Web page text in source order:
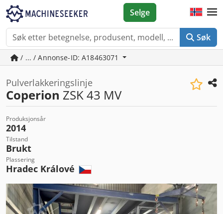
Søk
Selge
/ ... / Annonse-ID: A18463071
Pulverlakkeringslinje
Coperion ZSK 43 MV
Produksjonsår
2014
Tilstand
Brukt
Plassering
Hradec Králové